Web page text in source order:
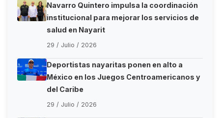
Navarro Quintero impulsa la coordinación
institucional para mejorar los servicios de
salud en Nayarit
29 / Julio / 2026
Deportistas nayaritas ponen en alto a
México en los Juegos Centroamericanos y
del Caribe
29 / Julio / 2026